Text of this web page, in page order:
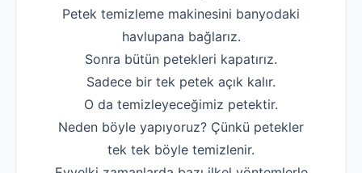
Robotla
Su Kaçağı
Profesyonel Petek
Uzmana Sor
Petek temizleme makinesini banyodaki
havlupana bağlarız.
Sonra bütün petekleri kapatırız.
Sadece bir tek petek açık kalır.
O da temizleyeceğimiz petektir.
Neden böyle yapıyoruz? Çünkü petekler
tek tek böyle temizlenir.